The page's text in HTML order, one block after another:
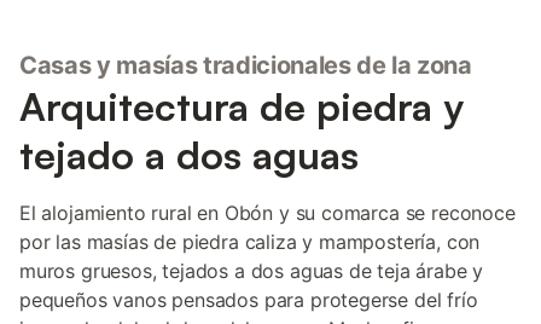
Casas y masías tradicionales de la zona
Arquitectura de piedra y
tejado a dos aguas
El alojamiento rural en Obón y su comarca se reconoce
por las masías de piedra caliza y mampostería, con
muros gruesos, tejados a dos aguas de teja árabe y
pequeños vanos pensados para protegerse del frío